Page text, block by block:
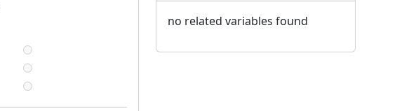
no related variables found